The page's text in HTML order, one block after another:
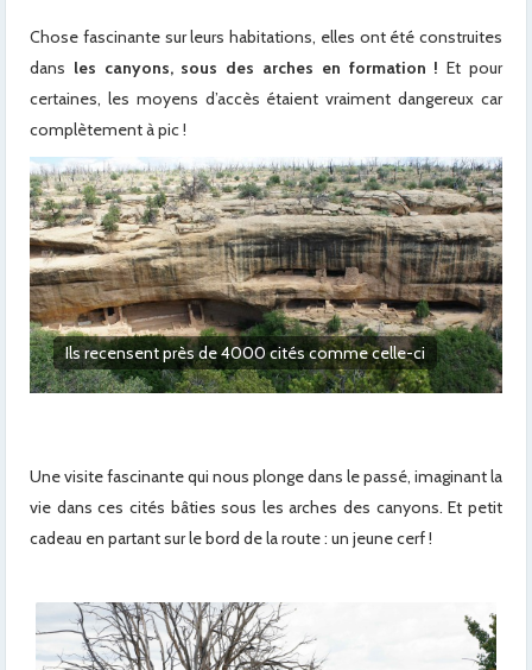
Chose fascinante sur leurs habitations, elles ont été construites
dans les canyons, sous des arches en formation ! Et pour
certaines, les moyens d’accès étaient vraiment dangereux car
complètement à pic !
L’une des plus grandes
Une visite fascinante qui nous plonge dans le passé, imaginant la
vie dans ces cités bâties sous les arches des canyons. Et petit
cadeau en partant sur le bord de la route : un jeune cerf !